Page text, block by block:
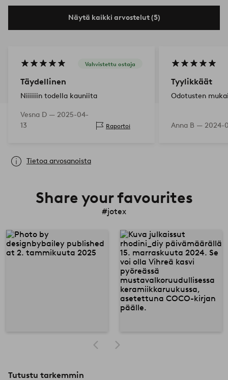
Näytä kaikki arvostelut (5)
Vahvistettu ostaja
Täydellinen
Niiiiiin todella kauniita
Vesna D — 2025-04-
13
Raportoi
Tyylikkäät
Odotusten
Anna B — 2024-
Tietoa arvosanoista
Share your favourites
#jotex
Tutustu tarkemmin